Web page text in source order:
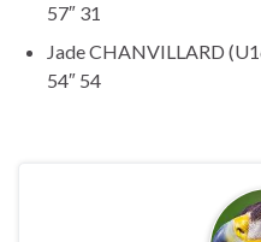
57″ 31
Jade CHANVILLARD
54″ 54